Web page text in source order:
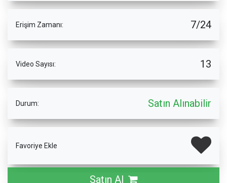
Erişim Zamanı: 7/24
Video Sayısı: 13
Durum: Satın Alınabilir
Favoriye Ekle
Satın Al